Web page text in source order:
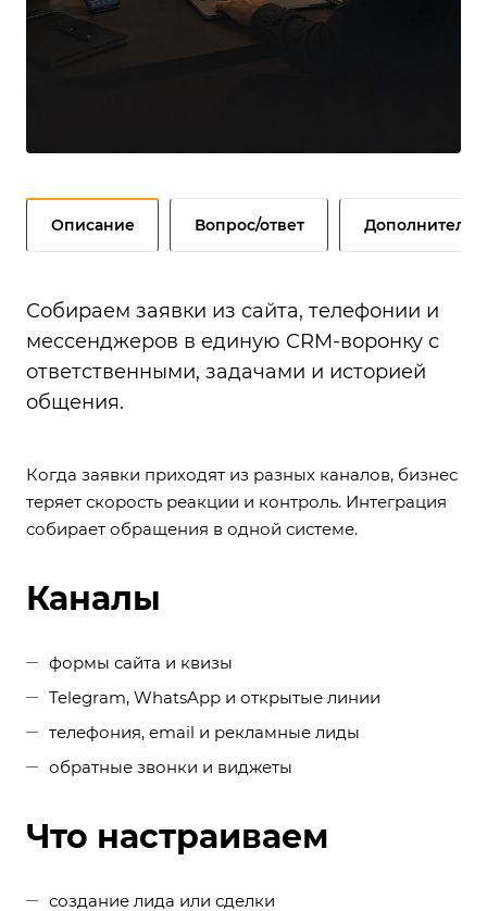
Описание Вопрос/ответ
Собираем заявки из сайта, телефонии и
мессенджеров в единую CRM-воронку с
ответственными, задачами и историей
общения.
Когда заявки приходят из разных каналов, бизнес
теряет скорость реакции и контроль. Интеграция
собирает обращения в одной системе.
Каналы
формы сайта и квизы
Telegram, WhatsApp и открытые линии
телефония, email и рекламные лиды
обратные звонки и виджеты
Что настраиваем
создание лида или сделки